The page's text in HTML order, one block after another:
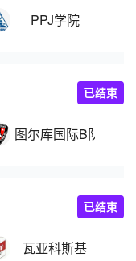
PPJ学院
图尔库国际B队
已结束
瓦亚科斯基
已结束